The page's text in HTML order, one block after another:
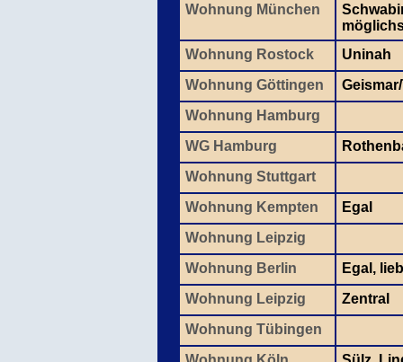
Wohnung München
Wohnung Rostock
Uninah
Wohnung Göttingen
Wohnung Hamburg
WG Hamburg
Wohnung Stuttgart
Wohnung Kempten
Egal
Wohnung Leipzig
Wohnung Berlin
Egal,
Wohnung Leipzig
Zentral
Wohnung Tübingen